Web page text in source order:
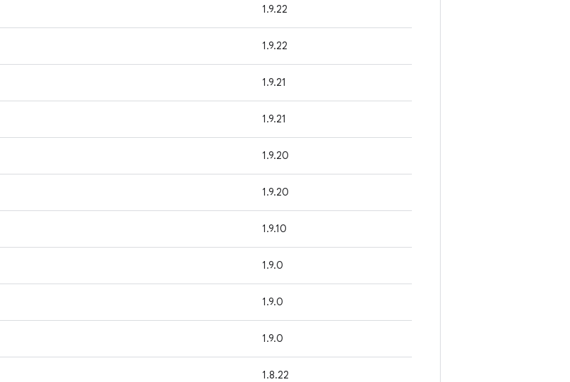
1.9.22
1.9.22
1.9.21
1.9.21
1.9.20
1.9.20
1.9.10
1.9.0
1.9.0
1.9.0
1.8.22